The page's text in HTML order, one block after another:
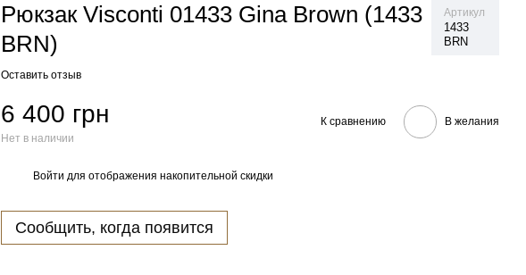
Рюкзак Visconti 01433 Gina Brown (1433
BRN)
Артикул
1433
BRN
Оставить отзыв
6 400 грн
Нет в наличии
К сравнению В желания
Войти для отображения накопительной скидки
Сообщить, когда появится